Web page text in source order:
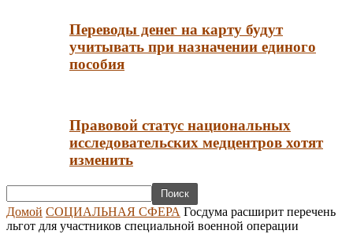
Переводы денег на карту будут
учитывать при назначении единого
пособия
Правовой статус национальных
исследовательских медцентров хотят
изменить
Домой СОЦИАЛЬНАЯ СФЕРА Госдума расширит перечень
льгот для участников специальной военной операции